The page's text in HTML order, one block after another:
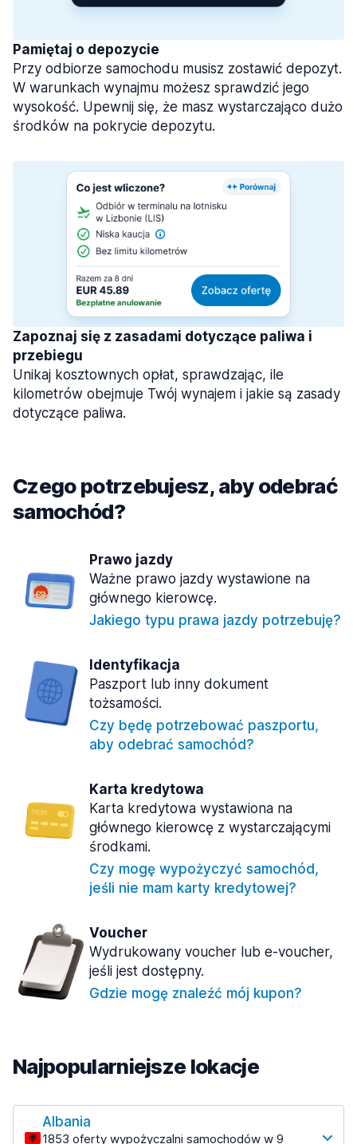
Pamiętaj o depozycie
Przy odbiorze samochodu musisz zostawić depozyt.
W warunkach wynajmu możesz sprawdzić jego
wysokość. Upewnij się, że masz wystarczająco dużo
środków na pokrycie depozytu.
Zapoznaj się z zasadami dotyczące paliwa i
przebiegu
Unikaj kosztownych opłat, sprawdzając, ile
kilometrów obejmuje Twój wynajem i jakie są zasady
dotyczące paliwa.
Czego potrzebujesz, aby odebrać
samochód?
Prawo jazdy
Ważne prawo jazdy wystawione na
głównego kierowcę.
Jakiego typu prawa jazdy potrzebuję?
Identyfikacja
Paszport lub inny dokument
tożsamości.
Czy będę potrzebować paszportu,
aby odebrać samochód?
Karta kredytowa
Karta kredytowa wystawiona na
głównego kierowcę z wystarczającymi
środkami.
Czy mogę wypożyczyć samochód,
jeśli nie mam karty kredytowej?
Voucher
Wydrukowany voucher lub e-voucher,
jeśli jest dostępny.
Gdzie mogę znaleźć mój kupon?
Najpopularniejsze lokacje
Albania
1853 oferty wypożyczalni samochodów w 9